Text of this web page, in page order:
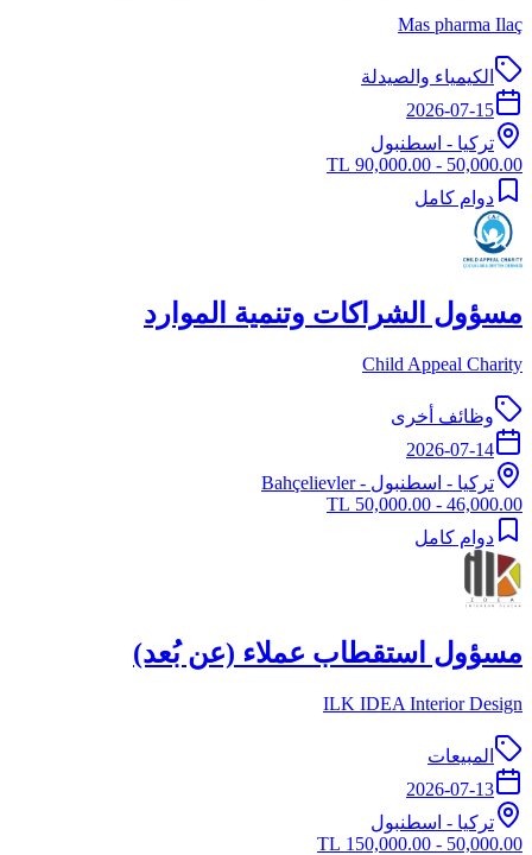
Mas pharma Ilaç
الكيمياء والصيدلة
2026-07-15
تركيا - اسطنبول
50,000.00 - 90,000.00 TL
دوام كامل
مسؤول الشراكات وتنمية الموارد
Child Appeal Charity
وظائف أخرى
2026-07-14
تركيا - اسطنبول - Bahçelievler
46,000.00 - 50,000.00 TL
دوام كامل
مسؤول استقطاب عملاء (عن بُعد)
ILK IDEA Interior Design
المبيعات
2026-07-13
تركيا - اسطنبول
50,000.00 - 150,000.00 TL